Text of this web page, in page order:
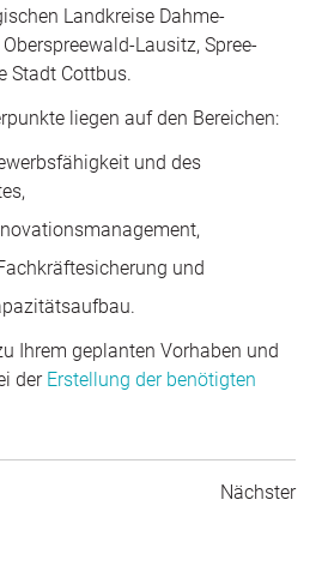
Landkreise Dahme-
Lausitz, Spree-
Stadt Cottbus.
liegen auf den Bereichen:
und des
und
Ihrem geplanten Vorhaben und
der Erstellung der benötigten
Nächster